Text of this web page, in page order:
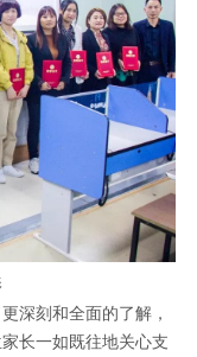
刻和全面的了解，
长一如既往地关心支